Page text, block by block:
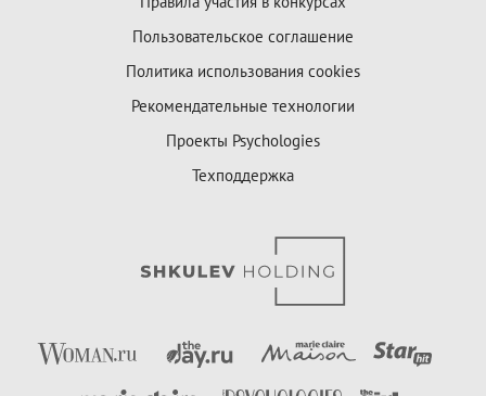
Пользовательское соглашение
Политика использования cookies
Рекомендательные технологии
Проекты Psychologies
Техподдержка